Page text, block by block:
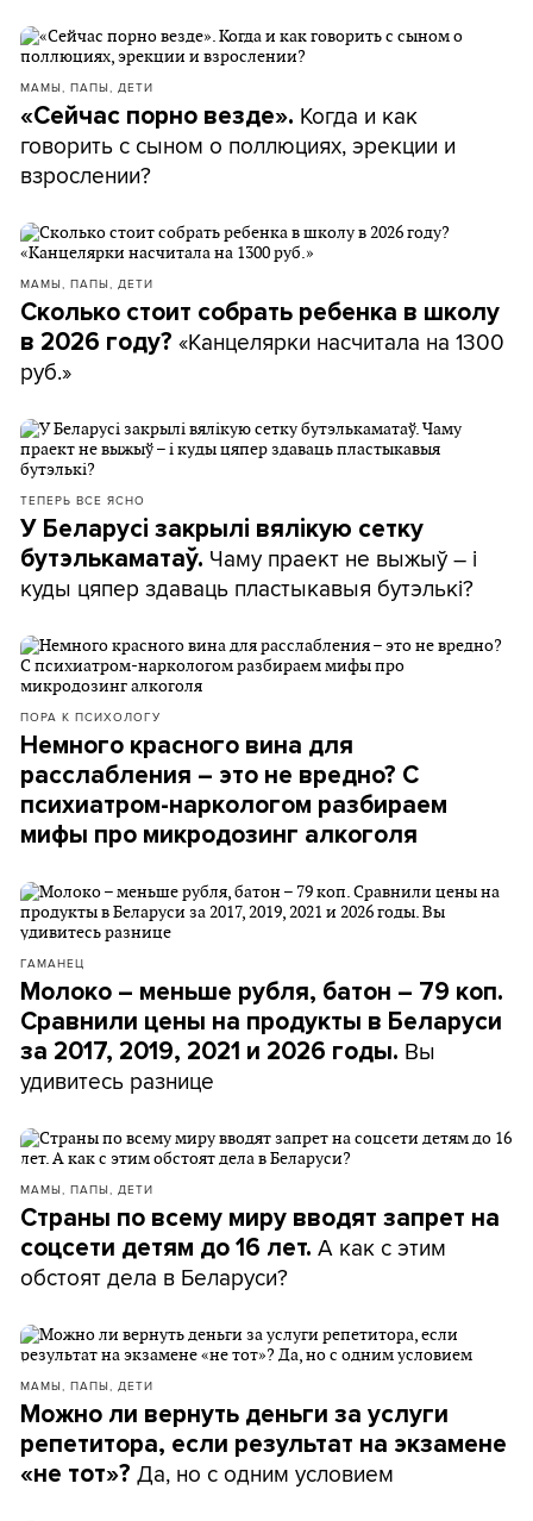
МАМЫ, ПАПЫ, ДЕТИ
«Сейчас порно везде». Когда и как
говорить с сыном о поллюциях, эрекции и
взрослении?
МАМЫ, ПАПЫ, ДЕТИ
Сколько стоит собрать ребенка в школу
в 2026 году? «Канцелярки насчитала на 1300
руб.»
ТЕПЕРЬ ВСЕ ЯСНО
У Беларусі закрылі вялікую сетку
бутэлькаматаў. Чаму праект не выжыў – і
куды цяпер здаваць пластыкавыя бутэлькі?
ПОРА К ПСИХОЛОГУ
Немного красного вина для
расслабления – это не вредно? С
психиатром-наркологом разбираем
мифы про микродозинг алкоголя
ГАМАНЕЦ
Молоко – меньше рубля, батон – 79 коп.
Сравнили цены на продукты в Беларуси
за 2017, 2019, 2021 и 2026 годы. Вы
удивитесь разнице
МАМЫ, ПАПЫ, ДЕТИ
Страны по всему миру вводят запрет на
соцсети детям до 16 лет. А как с этим
обстоят дела в Беларуси?
МАМЫ, ПАПЫ, ДЕТИ
Можно ли вернуть деньги за услуги
репетитора, если результат на экзамене
«не тот»? Да, но с одним условием